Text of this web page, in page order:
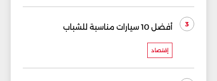
3 أفضل 10 سيارات مناسبة للشباب
إقتصاد